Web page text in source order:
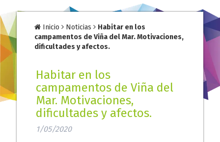
Inicio Noticias Habitar en los
campamentos de Viña del Mar. Motivaciones,
dificultades y afectos.
Habitar en los
campamentos de Viña del
Mar. Motivaciones,
dificultades y afectos.
1/05/2020